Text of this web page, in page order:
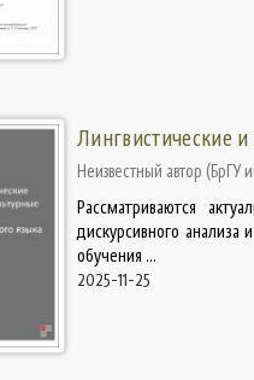
Лингвистические и
Неизвестный автор (БрГУ
Рассматриваются
дискурсивного
обучения ...
2025-11-25